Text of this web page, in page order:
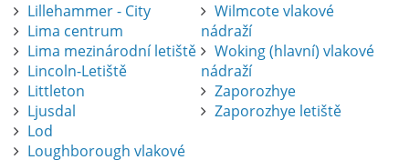
Lillehammer - City
Lima centrum
Lima mezinárodní letiště
Lincoln-Letiště
Littleton
Ljusdal
Lod
Loughborough vlakové
Wilmcote vlakové
nádraží
Woking (hlavní) vlakové
nádraží
Zaporozhye
Zaporozhye letiště